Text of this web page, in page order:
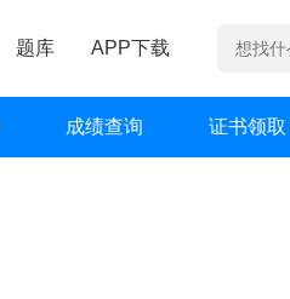
题库 APP下载
成绩查询 证书领取